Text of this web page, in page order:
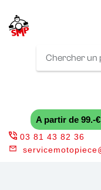
A partir de 99.-
03 81 43 82 36